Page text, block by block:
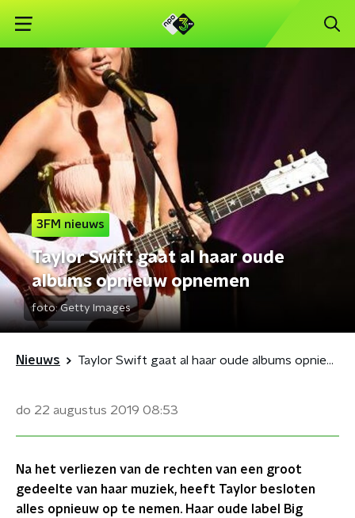
3FM nieuws
Taylor Swift gaat al haar oude
albums opnieuw opnemen
foto:Getty Images
Nieuws Taylor Swift gaat al haar oude albums opnieuw opnemen
do 22 augustus 2019 08:53
Na het verliezen van de rechten van een groot
gedeelte van haar muziek, heeft Taylor besloten
alles opnieuw op te nemen. Haar oude label Big